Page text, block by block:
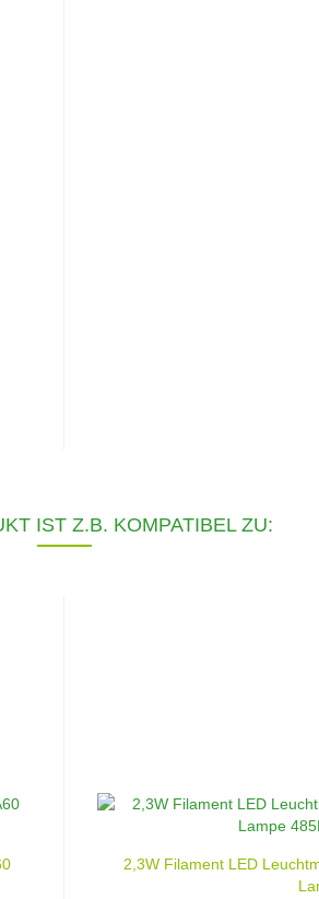
IST Z.B. KOMPATIBEL ZU:
2,3W Filament LED